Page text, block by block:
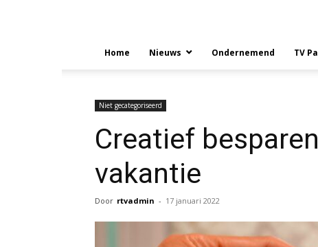
Home Nieuws Ondernemend TV
Niet gecategoriseerd
Creatief
vakantie
Door rtvadmin - 17 januari 2022